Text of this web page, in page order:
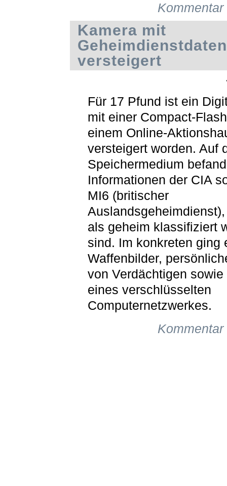
Kamera mit
Geheimdienstdaten
versteigert
Für 17 Pfund ist ein
mit einer Compact-
einem Online-
versteigert worden. Auf
Speichermedium
Informationen der CIA
MI6 (britischer
als geheim klassifiziert
sind. Im konkreten ging
Waffenbilder,
von Verdächtigen sowie
eines verschlüsselten
Computernetzwerkes.